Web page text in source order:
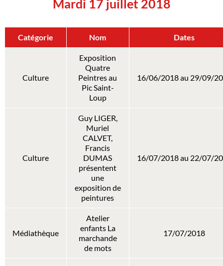
Mardi 17 juillet 2018
Catégorie Nom Dates
Culture
Exposition
Quatre
Peintres au
Pic Saint-
Loup
16/06/2018 au 29/09/
Culture
Guy LIGER,
Muriel
CALVET,
Francis
DUMAS
présentent
une
exposition de
peintures
16/07/2018 au 22/07/
Médiathèque
Atelier
enfants La
marchande
de mots
17/07/2018